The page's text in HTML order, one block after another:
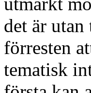
det är
förresten
tematisk